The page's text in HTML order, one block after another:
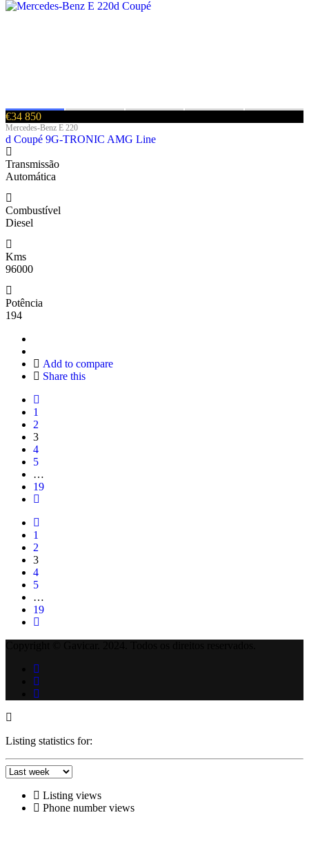
€34 850
Mercedes-Benz E 220
d Coupé 9G-TRONIC AMG Line
Transmissão
Automática
Combustível
Diesel
Kms
96000
Potência
194
Add to compare
Share this
1
2
3
4
5
…
19
1
2
3
4
5
…
19
Listing statistics for:
Listing views
Phone number views